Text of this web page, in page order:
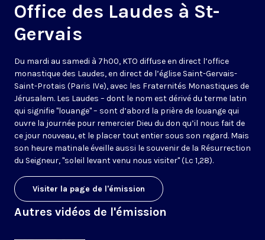
Office des Laudes à St-
Gervais
Du mardi au samedi à 7h00, KTO diffuse en direct l’office
monastique des Laudes, en direct de l’église Saint-Gervais-
Saint-Protais (Paris IVe), avec les Fraternités Monastiques de
Jérusalem. Les Laudes – dont le nom est dérivé du terme latin
qui signifie "louange" – sont d’abord la prière de louange qui
ouvre la journée pour remercier Dieu du don qu’il nous fait de
ce jour nouveau, et le placer tout entier sous son regard. Mais
son heure matinale éveille aussi le souvenir de la Résurrection
du Seigneur, "soleil levant venu nous visiter" (Lc 1,28).
Visiter la page de l'émission
Autres vidéos de l'émission